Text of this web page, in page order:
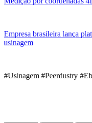
Empresa brasileira lança
usinagem
#Usinagem #Peerdustry